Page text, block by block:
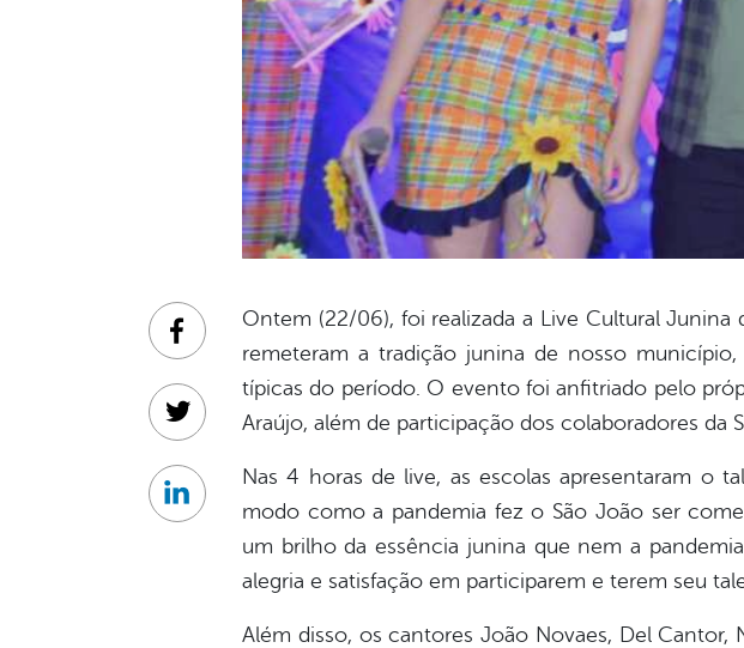
Ontem (22/06), foi realizada a Live Cultural Junina
remeteram a tradição junina de nosso
típicas do período. O evento foi anfitriado pelo
Araújo, além de participação dos colaboradores da
Nas 4 horas de live, as escolas apresentaram o
modo como a pandemia fez o São João ser
um brilho da essência junina que nem a
alegria e satisfação em participarem e terem seu
Além disso, os cantores João Novaes, Del
Facebook
Twitter
Linkedin